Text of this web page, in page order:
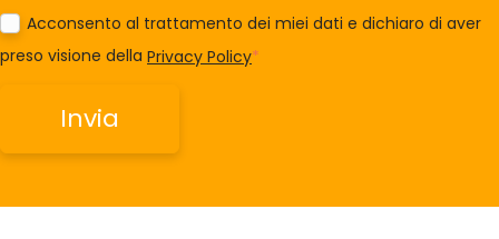
Acconsento al trattamento dei miei dati e dichiaro di aver
preso visione della Privacy Policy*